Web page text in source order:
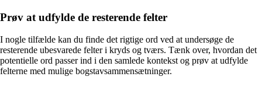
Prøv at udfylde de resterende felter
I nogle tilfælde kan du finde det rigtige ord ved at undersøge de
resterende ubesvarede felter i kryds og tværs. Tænk over, hvordan det
potentielle ord passer ind i den samlede kontekst og prøv at udfylde
felterne med mulige bogstavsammensætninger.